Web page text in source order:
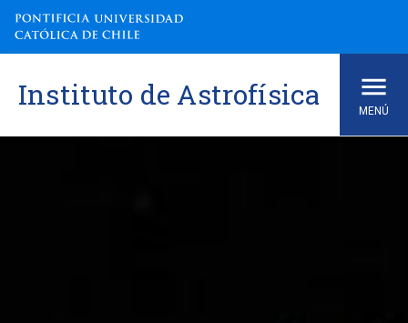
Skip
content
Instituto de Astrofísica MENÚ